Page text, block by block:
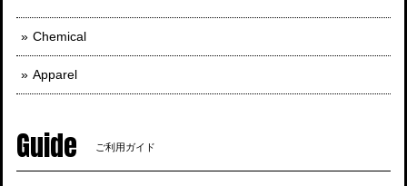
Chemical
Apparel
Guide ご利用ガイド